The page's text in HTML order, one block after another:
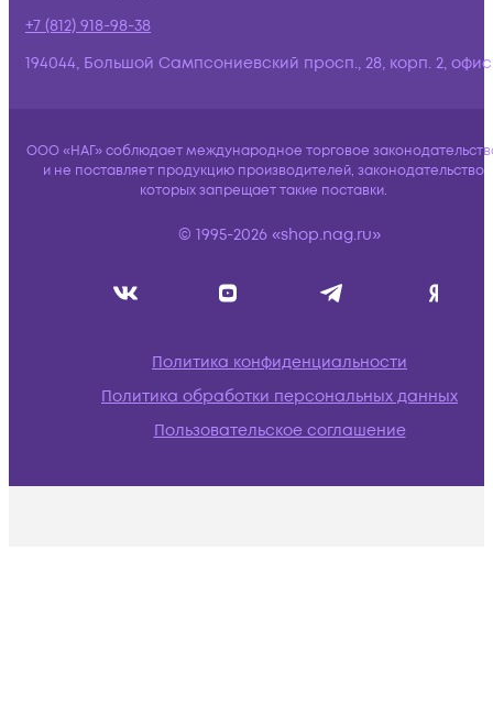
+7 (812) 918-98-38
194044, Большой Сампсониевский просп., 28, корп. 2,
ООО «НАГ» соблюдает международное торговое
и не поставляет продукцию производителей, законодательство
которых запрещает такие поставки.
© 1995-2026 «shop.nag.ru»
Политика конфиденциальности
Политика обработки персональных данных
Пользовательское соглашение